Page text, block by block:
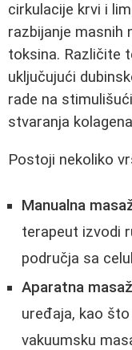
cirkulacije krvi i
razbijanje masnih
toksina. Različite
uključujući
rade na
stvaranja
Postoji nekoliko
Manualna
terapeut izvodi
područja sa
Aparatna
uređaja, kao
vakuumsku